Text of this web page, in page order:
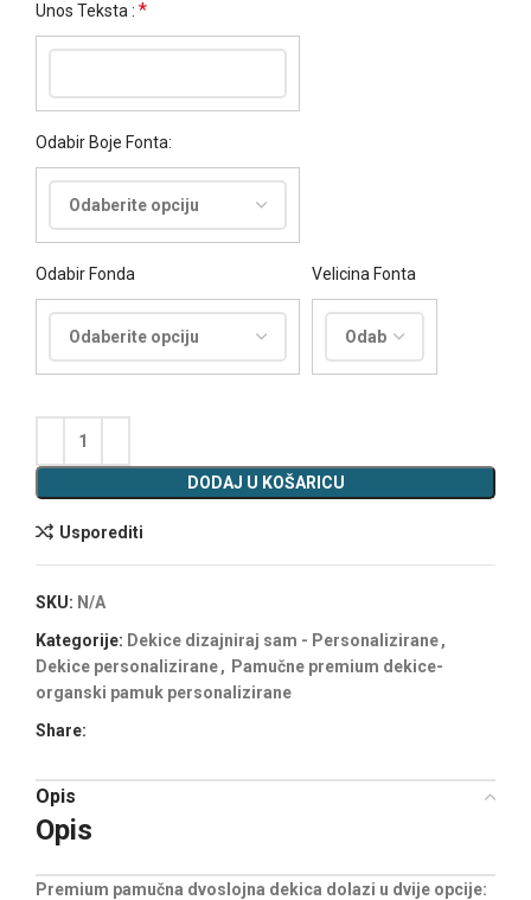
Unos Teksta : *
Odabir Boje Fonta:
Odabir Fonda Velicina Fonta
DODAJ U KOŠARICU
Usporediti
SKU: N/A
Kategorije: Dekice dizajniraj sam - Personalizirane,
Dekice personalizirane, Pamučne premium dekice-
organski pamuk personalizirane
Share:
Opis
Opis
Premium pamučna dvoslojna dekica dolazi u dvije opcije: